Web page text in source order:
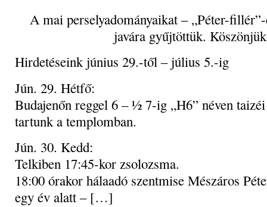
A mai perselyadományaikat – „Péter-
javára gyűjtöttük.
Hirdetéseink június 29.-től – július 5.-ig
Jún. 29. Hétfő:
Budajenőn reggel 6 – ½ 7-ig „H6” néven
tartunk a templomban.
Jún. 30. Kedd:
Telkiben 17:45-kor zsolozsma.
18:00 órakor hálaadó szentmise Mészáros
egy év alatt – […]